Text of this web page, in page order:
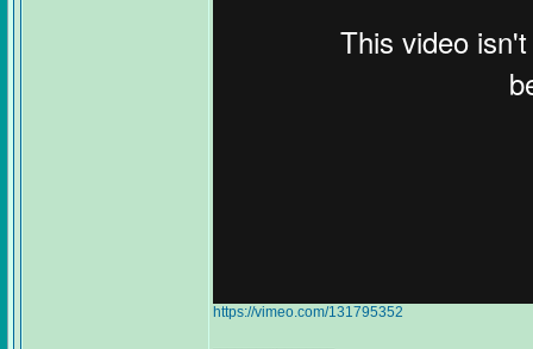
https://vimeo.com/131795352